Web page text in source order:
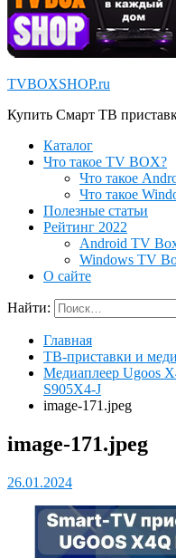
TVBOXSHOP.ru
Купить Смарт ТВ
Каталог
Что такое TV BOX?
Что такое
Что такое
Полезные статьи
Рейтинг 2022
Android TV
Windows TV
О сайте
Найти:
Главная
ТВ-приставки и
Медиаплеер Ugoos
S905X4-J
image-171.jpeg
image-171.jpeg
26.01.2024